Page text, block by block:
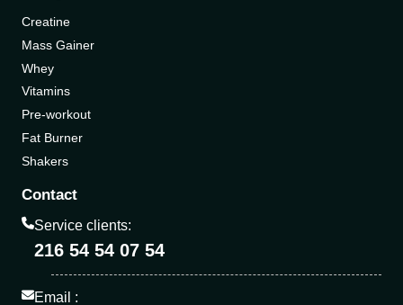
Creatine
Mass Gainer
Whey
Vitamins
Pre-workout
Fat Burner
Shakers
Contact
Service clients:
216 54 54 07 54
Email :